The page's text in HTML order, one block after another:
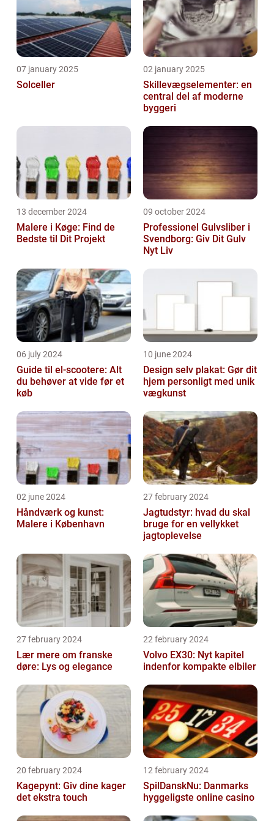
07 january 2025
Solceller
02 january 2025
Skillevægselementer: en
central del af moderne
byggeri
13 december 2024
Malere i Køge: Find de
Bedste til Dit Projekt
09 october 2024
Professionel Gulvsliber i
Svendborg: Giv Dit Gulv
Nyt Liv
06 july 2024
Guide til el-scootere: Alt
du behøver at vide før et
køb
10 june 2024
Design selv plakat: Gør dit
hjem personligt med unik
vægkunst
02 june 2024
Håndværk og kunst:
Malere i København
27 february 2024
Jagtudstyr: hvad du skal
bruge for en vellykket
jagtoplevelse
27 february 2024
Lær mere om franske
døre: Lys og elegance
22 february 2024
Volvo EX30: Nyt kapitel
indenfor kompakte elbiler
20 february 2024
Kagepynt: Giv dine kager
det ekstra touch
12 february 2024
SpilDanskNu: Danmarks
hyggeligste online casino